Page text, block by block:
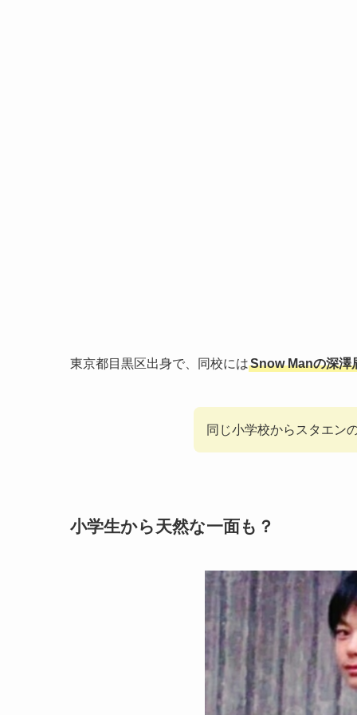
東京都目黒区出身で、同校にはSnow Manの深澤
同じ小学校からスタエン
小学生から天然な一面も？